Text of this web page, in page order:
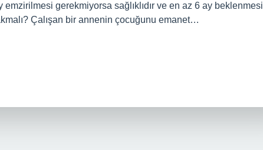
gerekmiyorsa sağlıklıdır ve en az 6 ay beklenmesi
Çalışan bir annenin çocuğunu emanet…